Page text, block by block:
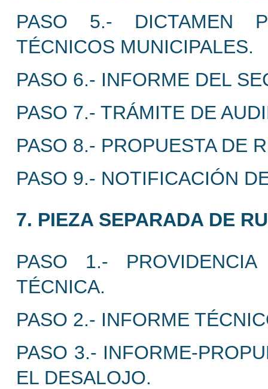
PASO 5.- DICTAMEN
TÉCNICOS MUNICIPALES.
PASO 6.- INFORME DEL
PASO 7.- TRÁMITE DE
PASO 8.- PROPUESTA DE
PASO 9.- NOTIFICACIÓN
7. PIEZA SEPARADA DE
PASO 1.-
TÉCNICA.
PASO 2.- INFORME
PASO 3.- INFORME-
EL DESALOJO.